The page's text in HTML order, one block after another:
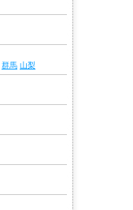
群馬 山梨